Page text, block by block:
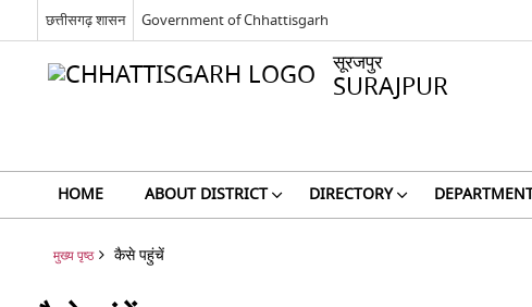
छत्तीसगढ़ शासन Government of Chhattisgarh
सूरजपुर
SURAJPUR
HOME ABOUT DISTRICT DIRECTORY
मुख्य पृष्ठ कैसे पहुंचें